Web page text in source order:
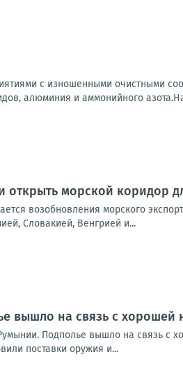
с изношенными очистными
алюминия и аммонийного
открыть морской коридор
возобновления морского
Словакией, Венгрией и...
вышло на связь с хорошей
Подполье вышло на связь с
поставки оружия и...